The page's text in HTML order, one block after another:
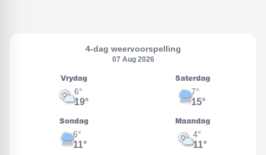
4-dag weervoorspelling
07 Aug 2026
Vrydag
6°
19°
Saterdag
7°
15°
Sondag
6°
11°
Maandag
4°
11°